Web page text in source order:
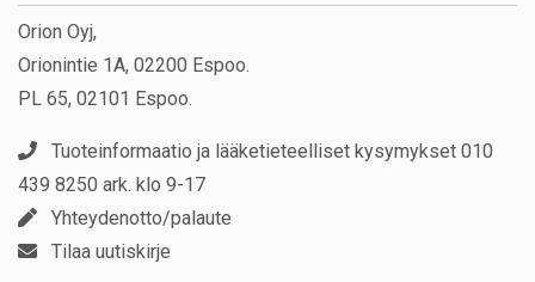
Orion Oyj,
Orionintie 1A, 02200 Espoo.
PL 65, 02101 Espoo.
Tuoteinformaatio ja lääketieteelliset kysymykset 010
439 8250 ark. klo 9-17
Yhteydenotto/palaute
Tilaa uutiskirje